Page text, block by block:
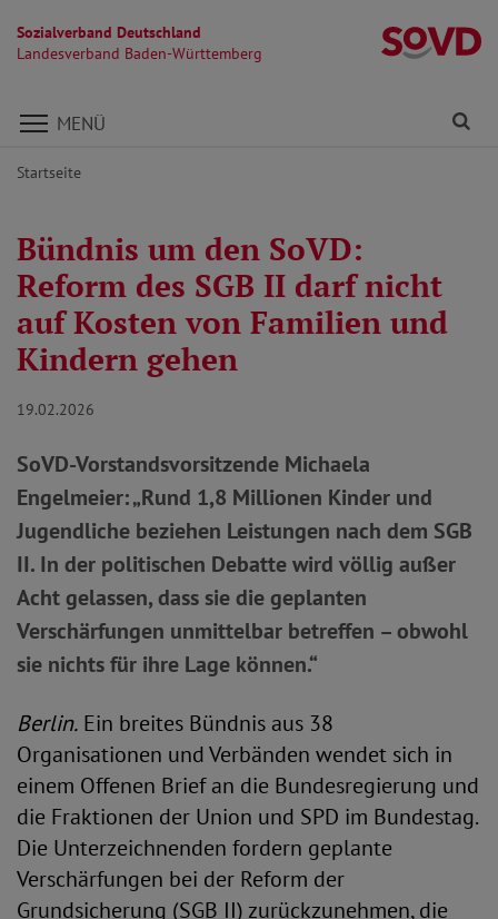
Sozialverband Deutschland
Landesverband Baden-Württemberg
Direkt zu den Inhalten springen
MENÜ
Startseite
Bündnis um den SoVD:
Reform des SGB II darf nicht
auf Kosten von Familien und
Kindern gehen
19.02.2026
SoVD-Vorstandsvorsitzende Michaela
Engelmeier: „Rund 1,8 Millionen Kinder und
Jugendliche beziehen Leistungen nach dem SGB
II. In der politischen Debatte wird völlig außer
Acht gelassen, dass sie die geplanten
Verschärfungen unmittelbar betreffen – obwohl
sie nichts für ihre Lage können.“
Berlin. Ein breites Bündnis aus 38
Organisationen und Verbänden wendet sich in
einem Offenen Brief an die Bundesregierung und
die Fraktionen der Union und SPD im Bundestag.
Die Unterzeichnenden fordern geplante
Verschärfungen bei der Reform der
Grundsicherung (SGB II) zurückzunehmen, die